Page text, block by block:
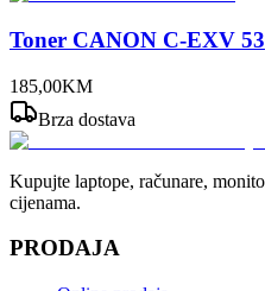
Toner CANON C-EXV 53
185,00KM
Brza dostava
Kupujte laptope, računare,
cijenama.
PRODAJA